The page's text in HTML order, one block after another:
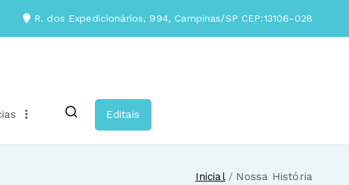
R. dos Expedicionários, 994, Campinas/SP CEP:13106-028
Editais
Inicial Nossa História